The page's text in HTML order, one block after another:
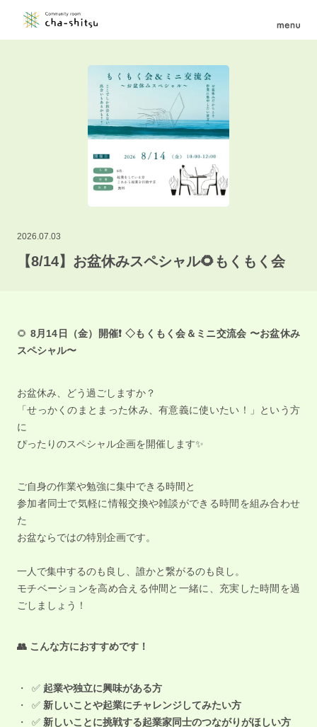
2026.07.03
【8/14】お盆休みスペシャル🌻もくもく会
🌻 8月14日（金）開催❗️ ◇もくもく会＆ミニ交流会 〜お盆休み
スペシャル〜
お盆休み、どう過ごしますか？
「せっかくのまとまった休み、有意義に使いたい！」という方
に
ぴったりのスペシャル企画を開催します✨
ご自身の作業や勉強に集中できる時間と
参加者同士で気軽に情報交換や雑談ができる時間を組み合わせ
た
お盆ならではの特別企画です。
一人で集中するのも良し、誰かと繋がるのも良し。
モチベーションを高め合える仲間と一緒に、充実した時間を過
ごしましょう！
👥 こんな方におすすめです！
✅ 起業や独立に興味がある方
✅ 新しいことや起業にチャレンジしてみたい方
✅ 新しいことに挑戦する起業家同士のつながりがほしい方